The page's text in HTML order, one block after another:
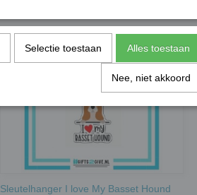
Sleutelhanger I love My Basset Hound
Selectie toestaan Alles toestaan
Nee, niet akkoord